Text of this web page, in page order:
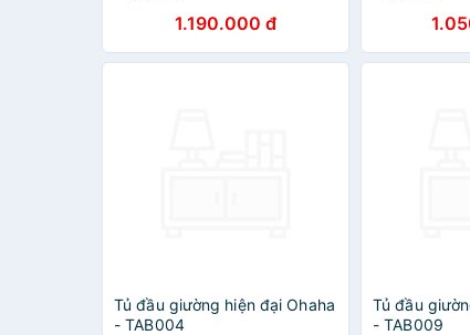
1.190.000 đ
Tủ đầu giường hiện đại Ohaha
- TAB004
Tủ đầu
- TAB009